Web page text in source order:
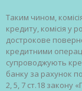
Таким чином,
кредиту, комісія у
дострокове
кредитними
супроводжують
банку за рахунок
2, 5, 7 ст.18 закону